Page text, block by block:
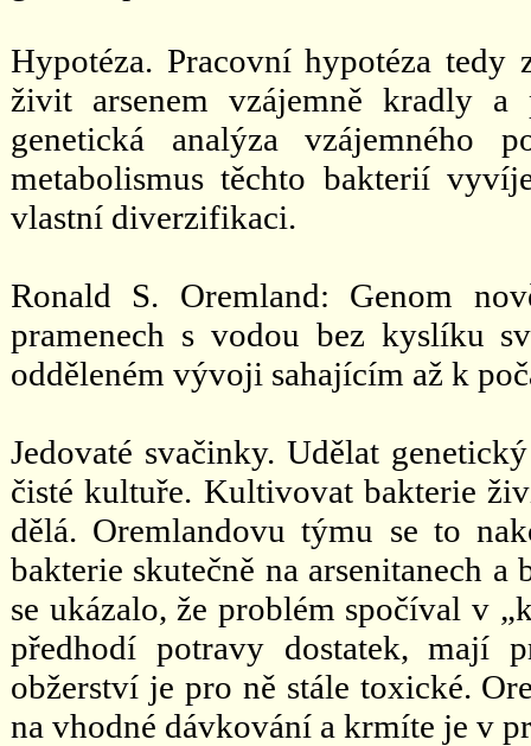
Hypotéza. Pracovní hypotéza
živit arsenem vzájemně kradly
genetická analýza vzájemného
metabolismus těchto bakterií
vlastní diverzifikaci.
Ronald S. Oremland: Genom
pramenech s vodou bez kyslíku
odděleném vývoji sahajícím až k
Jedovaté svačinky. Udělat
čisté kultuře. Kultivovat bakterie
dělá. Oremlandovu týmu se to
bakterie skutečně na arsenitanech
se ukázalo, že problém spočíval v
předhodí potravy dostatek, mají
obžerství je pro ně stále toxické.
na vhodné dávkování a krmíte je v